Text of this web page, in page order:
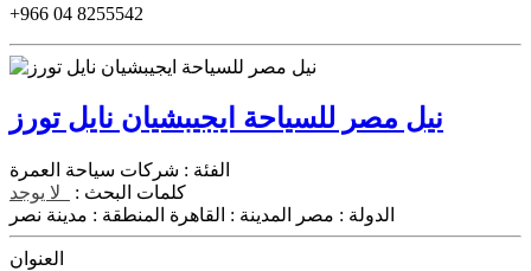
+966 04 8255542
نيل مصر للسياحة ايجيبشيان نايل تورز
الفئة : شركات سياحة العمرة
كلمات البحث :
لا يوجد
الدولة : مصر المدينة : القاهرة المنطقة : مدينة نصر
العنوان